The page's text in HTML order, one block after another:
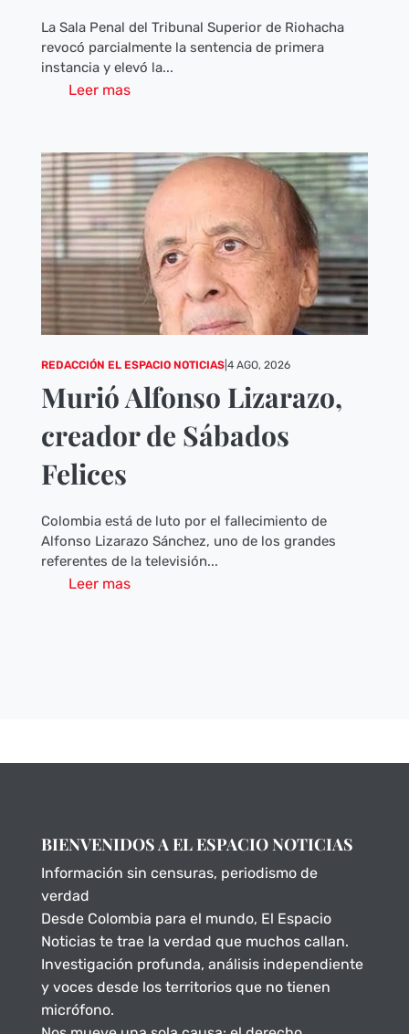
La Sala Penal del Tribunal Superior de Riohacha
revocó parcialmente la sentencia de primera
instancia y elevó la...
Leer mas
REDACCIÓN EL ESPACIO NOTICIAS| 4 AGO, 2026
Murió Alfonso Lizarazo,
creador de Sábados
Felices
Colombia está de luto por el fallecimiento de
Alfonso Lizarazo Sánchez, uno de los grandes
referentes de la televisión...
Leer mas
BIENVENIDOS A EL ESPACIO NOTICIAS
Información sin censuras, periodismo de
verdad
Desde Colombia para el mundo, El Espacio
Noticias te trae la verdad que muchos callan.
Investigación profunda, análisis independiente
y voces desde los territorios que no tienen
micrófono.